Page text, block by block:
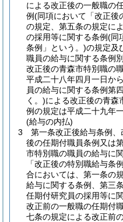
による改正後の一般職の
例(同項において「改正後
の規定、第五条の規定に
の採用等に関する条例(同
条例」という。)の規定及
職員の給与に関する条例
改正後の青森市特別職の
平成二十八年四月一日か
員の給与に関する条例第
く。)による改正後の青森
例の規定は平成二十九年
(給与の内払)
3
第一条改正後給与条例
後の任期付職員条例又は
市特別職の職員の給与に
「改正後の特別職給与条
合においては、第一条の
給与に関する条例、第三
任期付研究員の採用等に
改正前の一般職の任期付
七条の規定による改正前